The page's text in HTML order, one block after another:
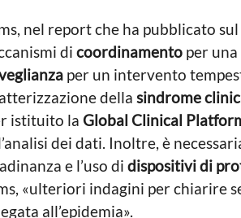
nel report che ha pubblicato
di coordinamento per
per un intervento
della sindrome
istituito la Global Clinical
dei dati. Inoltre, è
e l’uso di dispositivi di
«ulteriori indagini per chiarire
all’epidemia».